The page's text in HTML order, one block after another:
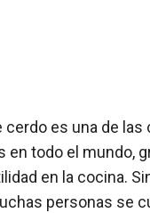
cerdo es una de las
en todo el mundo,
en la cocina.
personas se